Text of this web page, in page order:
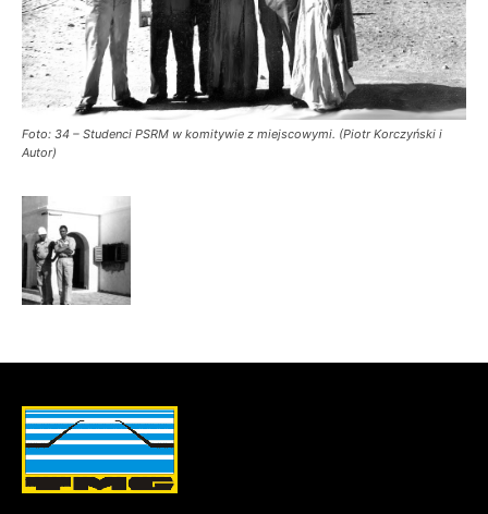
Foto: 34 – Studenci PSRM w komitywie z miejscowymi. (Piotr Korczyński i
Autor)